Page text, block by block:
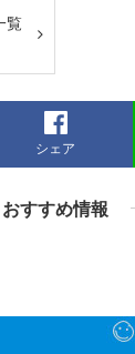
覧
シェア
おすすめ情報